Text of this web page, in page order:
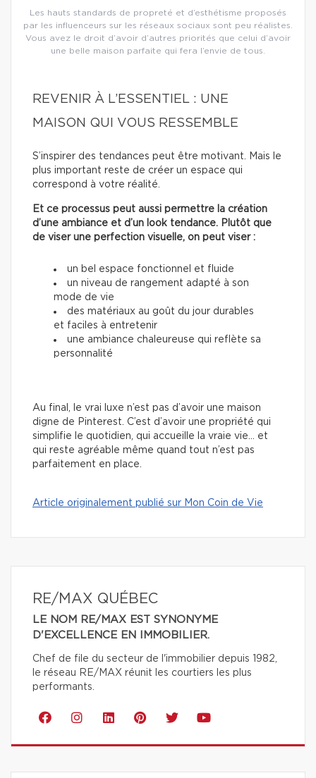
Les hauts standards de propreté et d’esthétisme proposés
par les influenceurs sur les réseaux sociaux sont peu réalistes.
Vous avez le droit d’avoir d’autres priorités que celui d’avoir
une belle maison parfaite qui fera l’envie de tous.
REVENIR À L’ESSENTIEL : UNE
MAISON QUI VOUS RESSEMBLE
S’inspirer des tendances peut être motivant. Mais le
plus important reste de créer un espace qui
correspond à votre réalité.
Et ce processus peut aussi permettre la création
d’une ambiance et d’un look tendance. Plutôt que
de viser une perfection visuelle, on peut viser :
un bel espace fonctionnel et fluide
un niveau de rangement adapté à son
mode de vie
des matériaux au goût du jour durables
et faciles à entretenir
une ambiance chaleureuse qui reflète sa
personnalité
Au final, le vrai luxe n’est pas d’avoir une maison
digne de Pinterest. C’est d’avoir une propriété qui
simplifie le quotidien, qui accueille la vraie vie… et
qui reste agréable même quand tout n’est pas
parfaitement en place.
Article originalement publié sur Mon Coin de Vie
RE/MAX QUÉBEC
LE NOM RE/MAX EST SYNONYME
D'EXCELLENCE EN IMMOBILIER.
Chef de file du secteur de l'immobilier depuis 1982,
le réseau RE/MAX réunit les courtiers les plus
performants.